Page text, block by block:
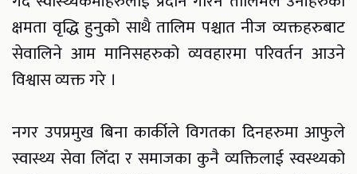
क्षमता वृद्धि हुनुको साथै तालिम पश्चात नीज व्यक्तहरुबाट
सेवालिने आम मानिसहरुको व्यवहारमा परिवर्तन आउने
विश्वास व्यक्त गरे ।
नगर उपप्रमुख बिना कार्कीले विगतका दिनहरुमा आफुले
स्वास्थ्य सेवा लिँदा र समाजका कुनै व्यक्तिलाई स्वस्थ्यको